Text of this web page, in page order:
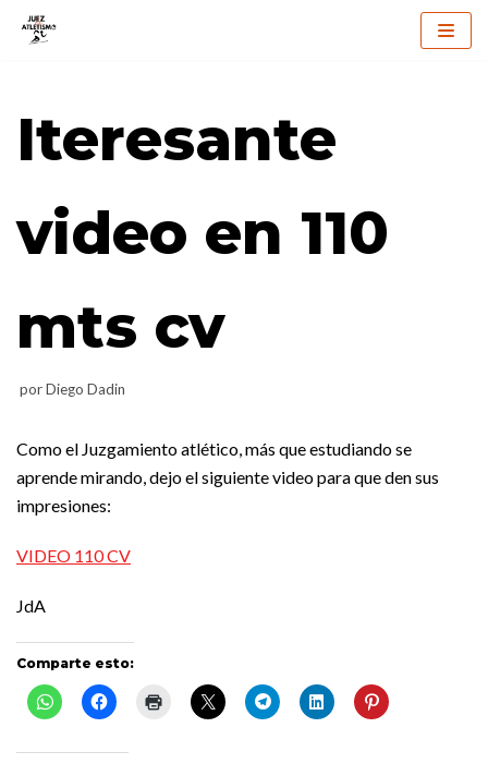
contenido
Iteresante
video en 110
mts cv
porDiego Dadin
Como el Juzgamiento atlético, más que estudiando se
aprende mirando, dejo el siguiente video para que den sus
impresiones:
VIDEO 110 CV
JdA
Comparte esto: